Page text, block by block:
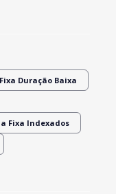
Duração Baixa
Fixa Indexados